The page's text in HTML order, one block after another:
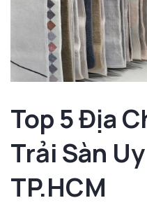
Top 5 Địa
Trải Sàn
TP.HCM